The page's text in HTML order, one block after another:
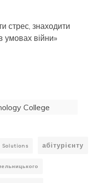
стрес, знаходити
умовах війни»
College
Solutions абітурієнту